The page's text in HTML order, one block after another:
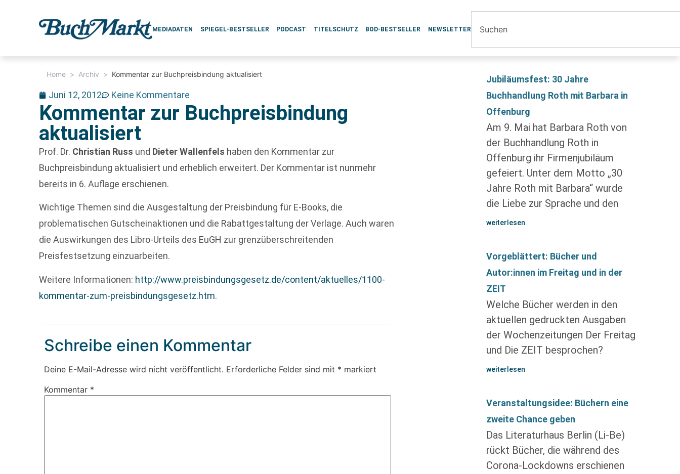
MEDIADATEN SPIEGEL-BESTSELLER PODCAST TITELSCHUTZ BOD-BESTSELLER NEWSLETTER
Home > Archiv > Kommentar zur Buchpreisbindung aktualisiert
Juni 12, 2012 Keine Kommentare
Kommentar zur Buchpreisbindung
aktualisiert
Prof. Dr. Christian Russ und Dieter Wallenfels haben den Kommentar zur
Buchpreisbindung aktualisiert und erheblich erweitert. Der Kommentar ist nunmehr
bereits in 6. Auflage erschienen.
Wichtige Themen sind die Ausgestaltung der Preisbindung für E-Books, die
problematischen Gutscheinaktionen und die Rabattgestaltung der Verlage. Auch waren
die Auswirkungen des Libro-Urteils des EuGH zur grenzüberschreitenden
Preisfestsetzung einzuarbeiten.
Weitere Informationen: http://www.preisbindungsgesetz.de/content/aktuelles/1100-
kommentar-zum-preisbindungsgesetz.htm.
Schreibe einen Kommentar
Deine E-Mail-Adresse wird nicht veröffentlicht. Erforderliche Felder sind mit * markiert
Kommentar *
Jubiläumsfest: 30 Jahre
Buchhandlung Roth mit Barbara in
Offenburg
Am 9. Mai hat Barbara Roth von
der Buchhandlung Roth in
Offenburg ihr Firmenjubiläum
gefeiert. Unter dem Motto „30
Jahre Roth mit Barbara“ wurde
die Liebe zur Sprache und den
weiterlesen
Vorgeblättert: Bücher und
Autor:innen im Freitag und in der
ZEIT
Welche Bücher werden in den
aktuellen gedruckten Ausgaben
der Wochenzeitungen Der Freitag
und Die ZEIT besprochen?
weiterlesen
Veranstaltungsidee: Büchern eine
zweite Chance geben
Das Literaturhaus Berlin (Li-Be)
rückt Bücher, die während des
Corona-Lockdowns erschienen